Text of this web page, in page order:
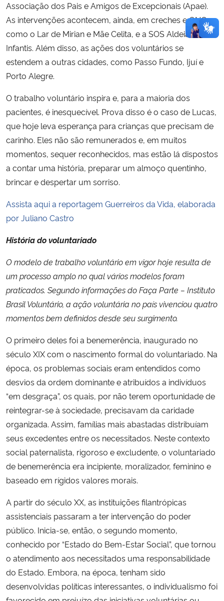
Associação dos Pais e Amigos de Excepcionais (Apae).
As intervenções acontecem, ainda, em creches e ONGs,
como o Lar de Mirian e Mãe Celita, e a SOS Aldeias
Infantis. Além disso, as ações dos voluntários se
estendem a outras cidades, como Passo Fundo, Ijuí e
Porto Alegre.
O trabalho voluntário inspira e, para a maioria dos
pacientes, é inesquecível. Prova disso é o caso de Lucas,
que hoje leva esperança para crianças que precisam de
carinho. Eles não são remunerados e, em muitos
momentos, sequer reconhecidos, mas estão lá dispostos
a contar uma história, preparar um almoço quentinho,
brincar e despertar um sorriso.
Assista aqui a reportagem Guerreiros da Vida, elaborada
por Juliano Castro
História do voluntariado
O modelo de trabalho voluntário em vigor hoje resulta de
um processo amplo no qual vários modelos foram
praticados. Segundo informações do Faça Parte – Instituto
Brasil Voluntário, a ação voluntária no país vivenciou quatro
momentos bem definidos desde seu surgimento.
O primeiro deles foi a benemerência, inaugurado no
século XIX com o nascimento formal do voluntariado. Na
época, os problemas sociais eram entendidos como
desvios da ordem dominante e atribuídos a indivíduos
“em desgraça”, os quais, por não terem oportunidade de
reintegrar-se à sociedade, precisavam da caridade
organizada. Assim, famílias mais abastadas distribuíam
seus excedentes entre os necessitados. Neste contexto
social paternalista, rigoroso e excludente, o voluntariado
de benemerência era incipiente, moralizador, feminino e
baseado em rígidos valores morais.
A partir do século XX, as instituições filantrópicas
assistenciais passaram a ter intervenção do poder
público. Inicia-se, então, o segundo momento,
conhecido por “Estado do Bem-Estar Social”, que tornou
o atendimento aos necessitados uma responsabilidade
do Estado. Embora, na época, tenham sido
desenvolvidas políticas interessantes, o individualismo foi